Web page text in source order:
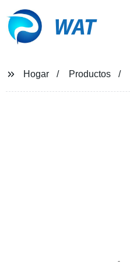
WAT
Hogar Productos